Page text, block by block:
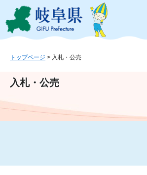
ジ
ュ
文
このページの本文へ
トップページ > 入札・公売
入札・公売